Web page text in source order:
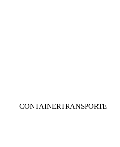
CONTAINERTRANSPORTE